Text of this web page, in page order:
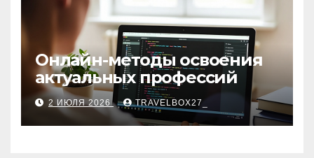
Онлайн-методы освоения
актуальных профессий
2 ИЮЛЯ 2026 TRAVELBOX27_